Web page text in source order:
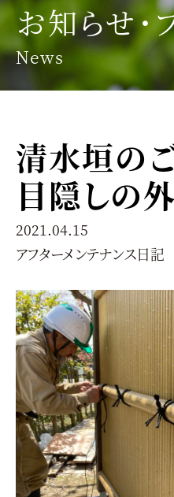
お知らせ・
News
清水垣の
目隠しの
2021.04.15
アフターメンテナンス日記